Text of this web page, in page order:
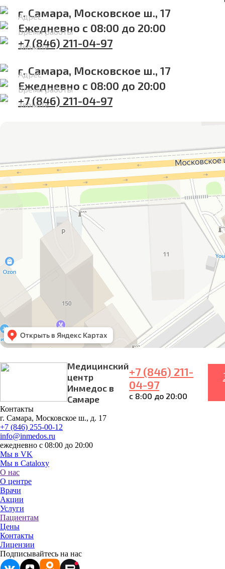
г. Самара, Московское ш., 17
Адрес
Ежедневно с 08:00 до 20:00
Время работы
+7 (846) 211-04-97
Звоните
г. Самара, Московское ш., 17
Адрес
Ежедневно с 08:00 до 20:00
Время работы
+7 (846) 211-04-97
Звоните
Медицинский
центр
Инмедос в
Самаре
+7 (846) 211-
04-97
с 8:00 до 20:00
Контакты
г. Самара, Московское ш., д. 17
+7 (846) 255-00-12
info@inmedos.ru
ежедневно с 08:00 до 20:00
Мы в VK
Мы в Cataloxy
О нас
О центре
Врачи
Акции
Услуги
Пациентам
Цены
Контакты
Лицензии
Подписывайтесь на нас